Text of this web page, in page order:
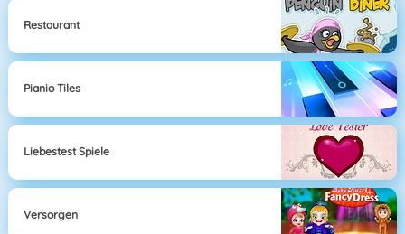
Restaurant
Pianio Tiles
Liebestest Spiele
Versorgen